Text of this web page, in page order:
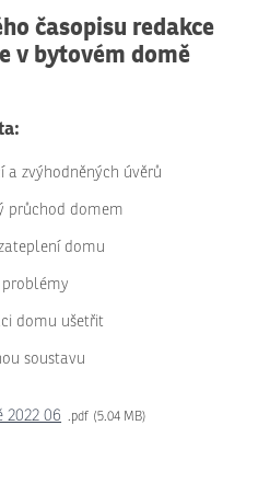
časopisu redakce
v bytovém domě
zvýhodněných úvěrů
průchod domem
domu
problémy
domu ušetřit
soustavu
2022 06 pdf 5.04 MB